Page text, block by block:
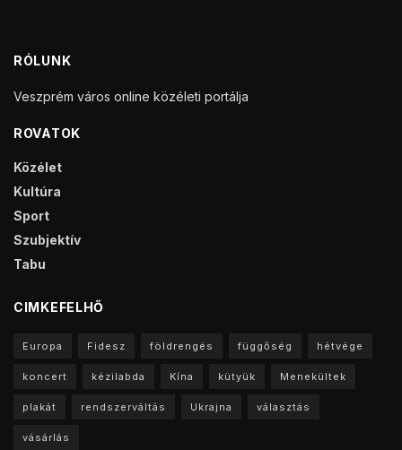
RÓLUNK
Veszprém város online közéleti portálja
ROVATOK
Közélet
Kultúra
Sport
Szubjektív
Tabu
CIMKEFELHŐ
Europa Fidesz földrengés függőség hétvége
koncert kézilabda Kína kütyük Menekültek
plakát rendszerváltás Ukrajna választás
vásárlás